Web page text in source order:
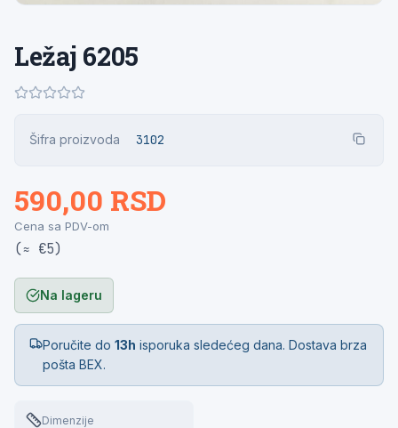
Ležaj 6205
Šifra proizvoda 3102
590,00 RSD
Cena sa PDV-om
(≈ €5)
Na lageru
Poručite do13h isporuka sledećeg dana. Dostava brza
pošta BEX.
Dimenzije